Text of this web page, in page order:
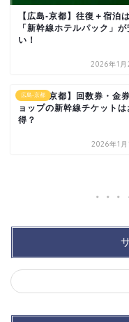
【広島-京都】往復＋宿泊は
「新幹線ホテルパック」が
い！
2026年1月
広島-京都
【広島-京都】回数券・金
ョップの新幹線チケットは
得？
2026年1月